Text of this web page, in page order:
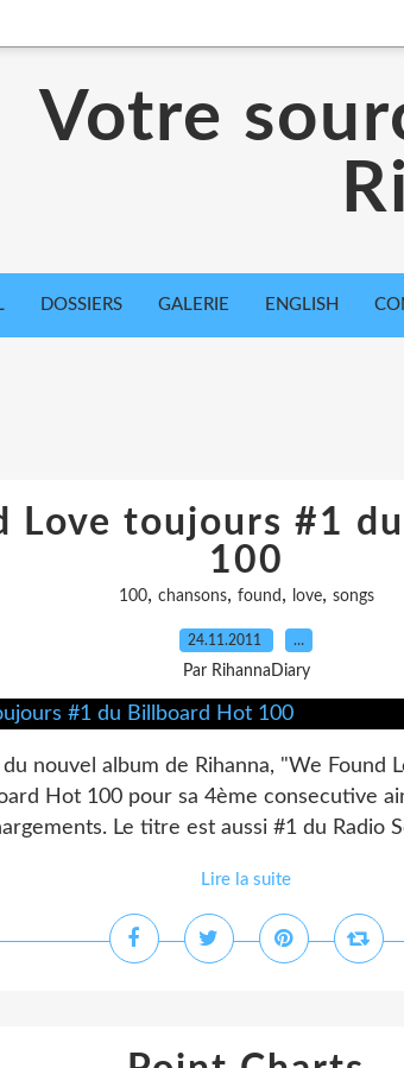
Votre
DOSSIERS GALERIE ENGLISH
Love toujours #1
100
100, chansons, found , love, songs
24.11.2011 …
Par RihannaDiary
nouvel album de Rihanna, "We Found
Hot 100 pour sa 4ème consecutive
Le titre est aussi #1 du Radio
Lire la suite